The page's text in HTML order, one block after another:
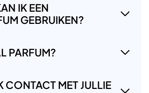
IK EEN
GEBRUIKEN?
PARFUM?
CONTACT MET JULLIE